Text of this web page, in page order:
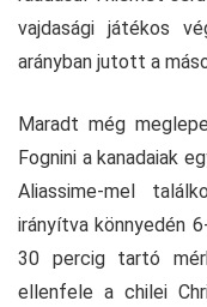
vajdasági játékos
arányban jutott a
Maradt még
Fognini a kanadaiak
Aliassime-mel
irányítva könnyedén
30 percig tartó
ellenfele a chilei